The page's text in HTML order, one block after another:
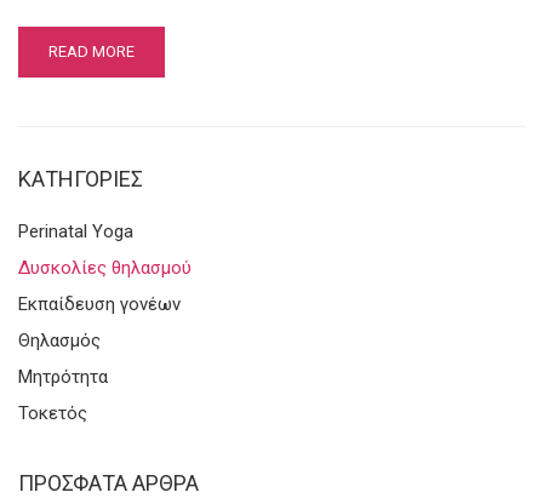
READ MORE
KΑΤΗΓΟΡΊΕΣ
Perinatal Yoga
Δυσκολίες θηλασμού
Εκπαίδευση γονέων
Θηλασμός
Μητρότητα
Τοκετός
ΠΡΌΣΦΑΤΑ ΆΡΘΡΑ